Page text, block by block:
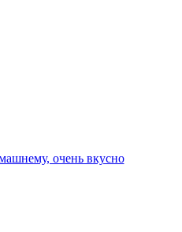
очень вкусно